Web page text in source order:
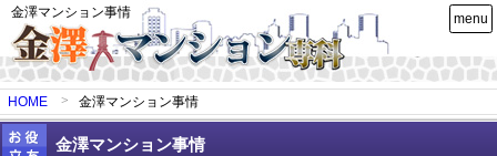
金澤マンション事情
HOME 金澤マンション事情
金澤マンション事情
menu